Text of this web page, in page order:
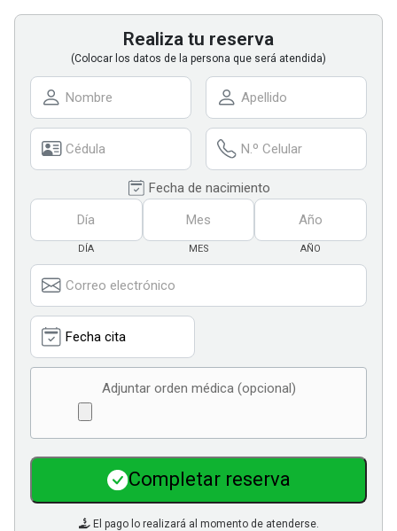
Realiza tu reserva
(Colocar los datos de la persona que será atendida)
Fecha de nacimiento
DÍA MES AÑO
Adjuntar orden médica (opcional)
Completar reserva
El pago lo realizará al momento de atenderse.